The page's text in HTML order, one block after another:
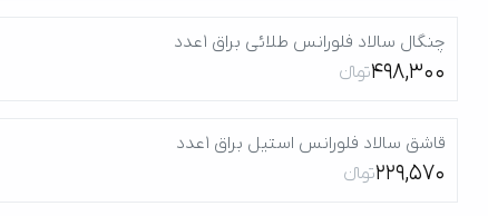
چنگال سالاد فلورانس طلائی براق 1عدد
498,300تومانءءء
قاشق سالاد فلورانس استیل براق 1عدد
229,570تومانءءء